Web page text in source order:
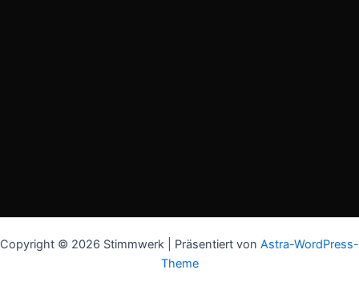
Copyright © 2026 Stimmwerk | Präsentiert von Astra-WordPress-
Theme